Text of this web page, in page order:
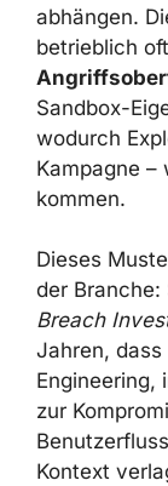
abhängen.
betrieblich
Sandbox-
wodurch
Kampagne –
kommen.
Dieses
der
Breach
Jahren, dass
Engineering,
zur
Kontext